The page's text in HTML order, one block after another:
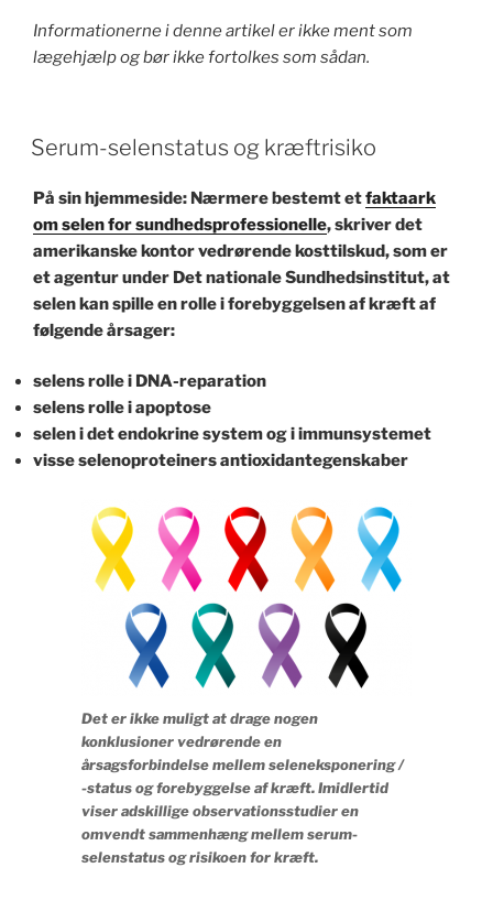
Informationerne i denne artikel er ikke ment som
lægehjælp og bør ikke fortolkes som sådan.
POSTED
ON
Serum-selenstatus og kræftrisiko
På sin hjemmeside: Nærmere bestemt etfaktaark
om selen for sundhedsprofessionelle, skriver det
amerikanske kontor vedrørende kosttilskud, som er
et agentur under Det nationale Sundhedsinstitut, at
selen kan spille en rolle i forebyggelsen af kræft af
følgende årsager:
selens rolle i DNA-reparation
selens rolle i apoptose
selen i det endokrine system og i immunsystemet
visse selenoproteiners antioxidantegenskaber
Det er ikke muligt at drage nogen
konklusioner vedrørende en
årsagsforbindelse mellem seleneksponering /
-status og forebyggelse af kræft. Imidlertid
viser adskillige observationsstudier en
omvendt sammenhæng mellem serum-
selenstatus og risikoen for kræft.